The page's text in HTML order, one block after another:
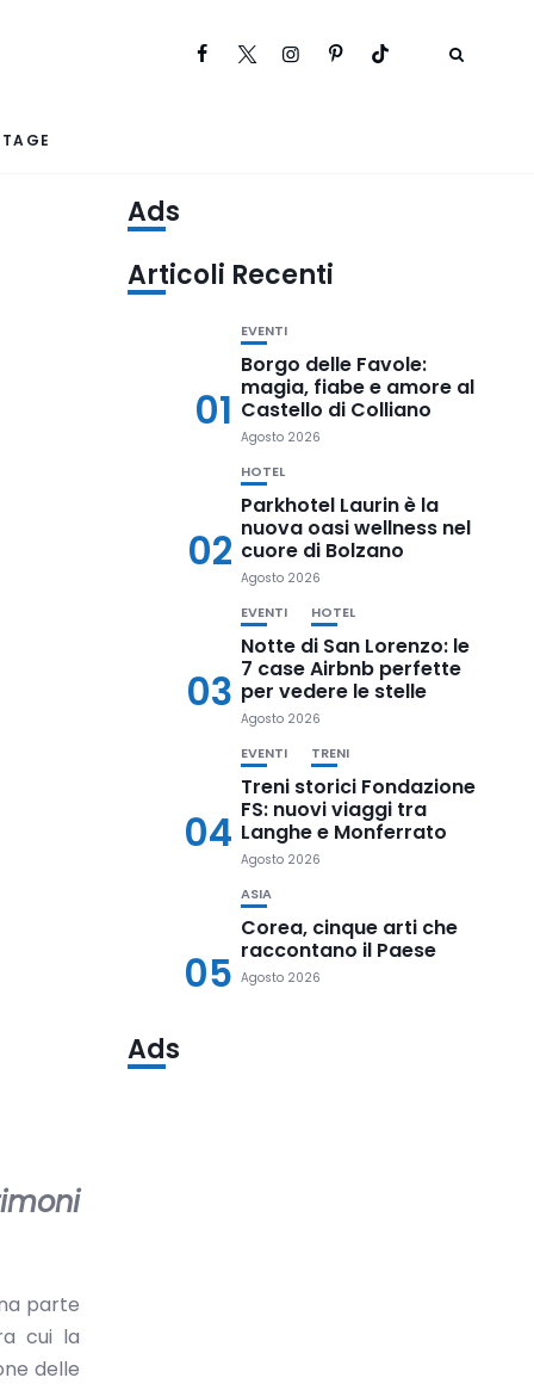
parte
cui la
delle
Ads
Articoli Recenti
01
EVENTI
Borgo delle Favole:
magia, fiabe e amore al
Castello di Colliano
Agosto 2026
02
HOTEL
Parkhotel Laurin è la
nuova oasi wellness nel
cuore di Bolzano
Agosto 2026
03
EVENTI HOTEL
Notte di San Lorenzo: le
7 case Airbnb perfette
per vedere le stelle
Agosto 2026
04
EVENTI TRENI
Treni storici Fondazione
FS: nuovi viaggi tra
Langhe e Monferrato
Agosto 2026
05
ASIA
Corea, cinque arti che
raccontano il Paese
Agosto 2026
Ads